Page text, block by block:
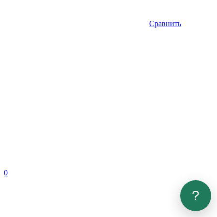
Сравнить
0
?